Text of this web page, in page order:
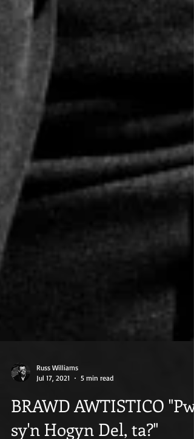
Jul 17, 2021
5 min read
BRAWD AWTISTICO "Pwy